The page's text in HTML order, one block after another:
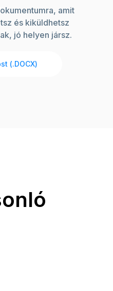
amit
és kiküldhetsz
jó helyen jársz.
(.DOCX)